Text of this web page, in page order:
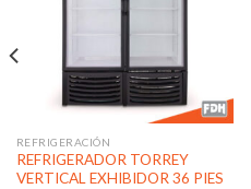
REFRIGERACIÓN
REFRIGERADOR TORREY
VERTICAL EXHIBIDOR 36 PIES